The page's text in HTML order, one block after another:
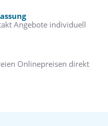
Angebote individuell
Onlinepreisen direkt